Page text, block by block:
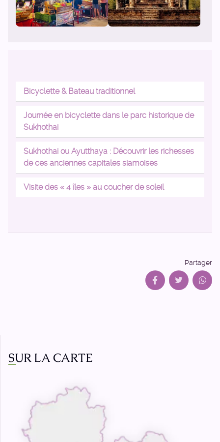
Bicyclette & Bateau traditionnel
Journée en bicyclette dans le parc historique de
Sukhothai
Sukhothai ou Ayutthaya : Découvrir les richesses
de ces anciennes capitales siamoises
Visite des « 4 îles » au coucher de soleil
Partager
SUR LA CARTE